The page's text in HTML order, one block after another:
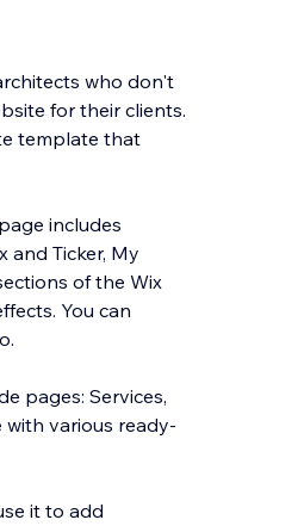
who don't
for their clients.
template that
includes
and Ticker, My
of the Wix
You can
pages: Services,
with various ready-
it to add